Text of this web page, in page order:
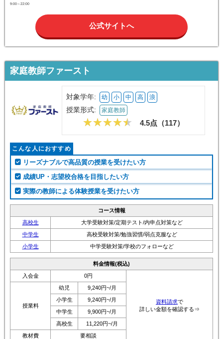
9:00～22:00
公式サイトへ
家庭教師ファースト
対象学年: 幼 小 中 高 浪
授業形式: 家庭教師
4.5点（117）
こんな人におすすめ
リーズナブルで高品質の授業を受けたい方
成績UP・志望校合格を目指したい方
実際の教師による体験授業を受けたい方
コース情報
高校生
大学受験対策/定期テスト/内申点対策など
中学生
高校受験対策/勉強習慣/弱点克服など
小学生
中学受験対策/学校のフォローなど
料金情報(税込)
入会金
0円
資料請求で
詳しい金額を確認する⇒
授業料
幼児
9,240円~/月
小学生
9,240円~/月
中学生
9,900円~/月
高校生
11,220円~/月
教材費
要相談